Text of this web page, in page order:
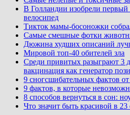
В Голландии изобрели
велосипед
Тикток мамы-босоножки
Самые смешные фотки
Дюжина худших описаний
Мировой топ-40 обителей зла
Среди привитых разыграют 3
вакцинация как генератор
9 сногсшибательных фактов
9 фактов, в которые
8 способов вернуться в сон:
Что значит быть красивой в 23